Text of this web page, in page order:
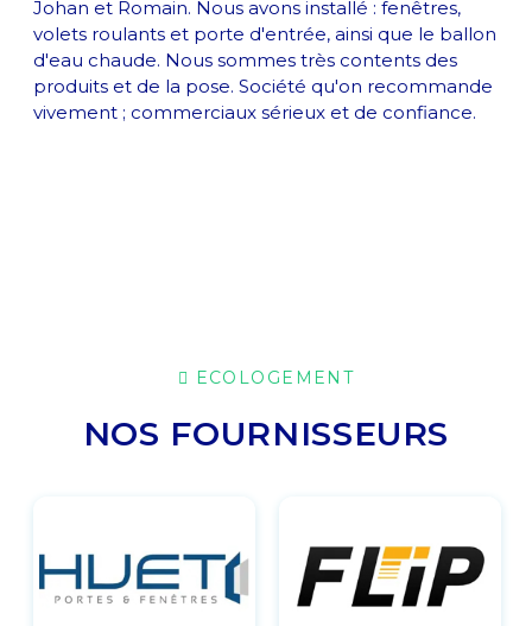
Johan et Romain. Nous avons installé : fenêtres,
volets roulants et porte d'entrée, ainsi que le ballon
d'eau chaude. Nous sommes très contents des
produits et de la pose. Société qu'on recommande
vivement ; commerciaux sérieux et de confiance.
ECOLOGEMENT
NOS FOURNISSEURS